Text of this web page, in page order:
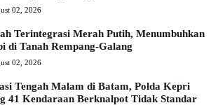
02, 2026
Terintegrasi Merah Putih, Menumbuhkan
di Tanah Rempang-Galang
02, 2026
Tengah Malam di Batam, Polda Kepri
41 Kendaraan Berknalpot Tidak Standar